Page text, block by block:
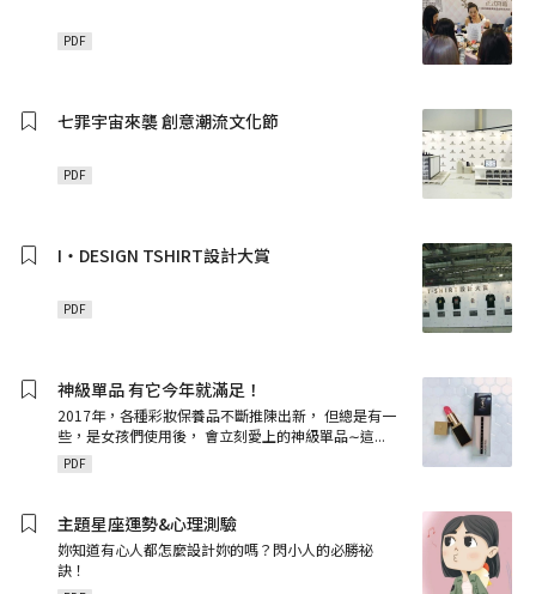
PDF
七罪宇宙來襲 創意潮流文化節
PDF
I‧DESIGN TSHIRT設計大賞
PDF
神級單品 有它今年就滿足！
2017年，各種彩妝保養品不斷推陳出新， 但總是有一
些，是女孩們使用後， 會立刻愛上的神級單品∼這...
PDF
主題星座運勢&心理測驗
妳知道有心人都怎麼設計妳的嗎？閃小人的必勝祕
訣！